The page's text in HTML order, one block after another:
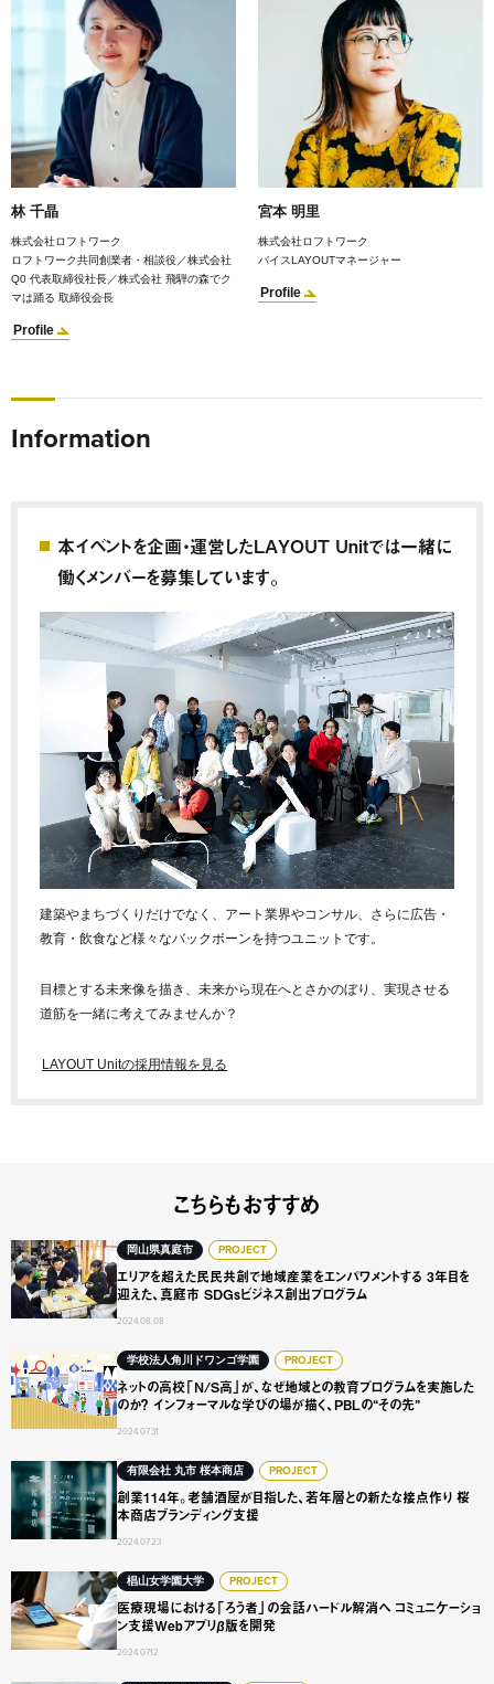
林 千晶
株式会社ロフトワーク
ロフトワーク共同創業者・相談役／株式会社
Q0 代表取締役社長／株式会社 飛騨の森でク
マは踊る 取締役会長
Profile
宮本 明里
株式会社ロフトワーク
バイスLAYOUTマネージャー
Profile
Information
本イベントを企画・運営したLAYOUT Unitでは一緒に
働くメンバーを募集しています。
建築やまちづくりだけでなく、アート業界やコンサル、さらに広告・
教育・飲食など様々なバックボーンを持つユニットです。
目標とする未来像を描き、未来から現在へとさかのぼり、実現させる
道筋を一緒に考えてみませんか？
LAYOUT Unitの採用情報を見る
こちらもおすすめ
岡山県真庭市 PROJECT
エリアを超えた民民共創で地域産業をエンパワメントする 3年目を
迎えた、真庭市 SDGsビジネス創出プログラム
2024.08.08
エリアを超えた民民共創で地域産業をエンパワメントする
学校法人角川ドワンゴ学園 PROJECT
ネットの高校「N/S高」が、なぜ地域との教育プログラムを実施した
のか？ インフォーマルな学びの場が描く、PBLの“その先”
2024.07.31
ネットの高校「N/S高」が、なぜ地域との教育プログラム
有限会社 丸市 桜本商店 PROJECT
創業114年。老舗酒屋が目指した、若年層との新たな接点作り 桜
本商店ブランディング支援
2024.07.23
創業114年。老舗酒屋が目指した、若年層との新たな接点作
椙山女学園大学 PROJECT
医療現場における「ろう者」の会話ハードル解消へ コミュニケーショ
ン支援Webアプリβ版を開発
2024.07.12
医療現場における「ろう者」の会話ハードル解消へ コミュ